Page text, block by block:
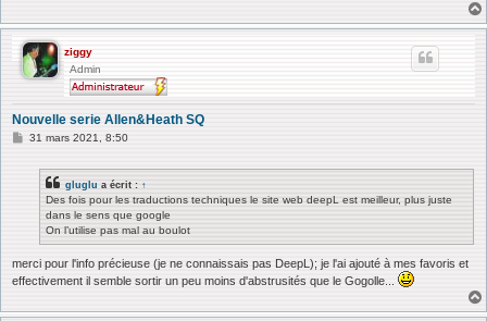
ziggy
Admin
Nouvelle serie Allen&Heath SQ
M31 mars 2021, 8:50
gluglu a écrit : ↑
Des fois pour les traductions techniques le site web deepL est meilleur, plus juste
dans le sens que google
On l’utilise pas mal au boulot
merci pour l'info précieuse (je ne connaissais pas DeepL); je l'ai ajouté à mes favoris et
effectivement il semble sortir un peu moins d'abstrusités que le Gogolle...